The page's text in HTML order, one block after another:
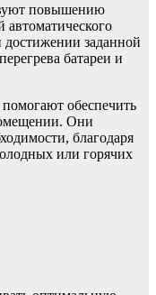
повышению
достижении заданной
батареи и
обеспечить
Они
благодаря
или горячих